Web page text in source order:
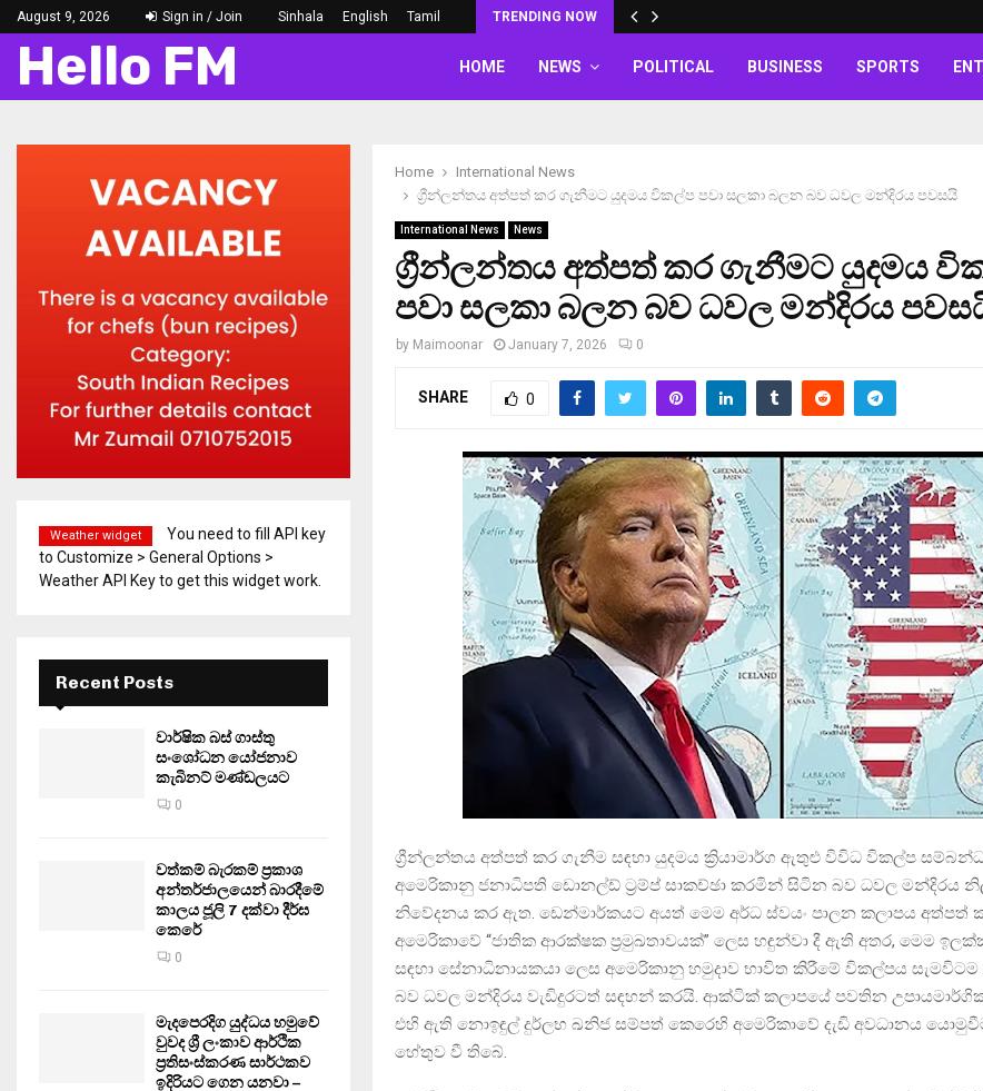
August 9, 2026 Sign in / Join Sinhala English Tamil TRENDING NOW
Hello FM HOME NEWS POLITICAL BUSINESS SPORTS
Home
International News
ග්‍රීන්ලන්තය අත්පත් කර ගැනීමට යුදමය විකල්ප පවා සලකා බලන බව ධවල මන්දිරය පවසයි
International News News
ග්‍රීන්ලන්තය අත්පත් කර ගැනීමට යුදමය
පවා සලකා බලන බව ධවල මන්දිරය
by Maimoonar January 7, 2026 0
SHARE 0
ග්‍රීන්ලන්තය අත්පත් කර ගැනීම සඳහා යුදමය ක්‍රියාමාර්ග ඇතුළු විවිධ විකල්ප
අමෙරිකානු ජනාධිපති ඩොනල්ඩ් ට්‍රම්ප් සාකච්ඡා කරමින් සිටින බව ධවල මන්දිරය
නිවේදනය කර ඇත. ඩෙන්මාර්කයට අයත් මෙම අර්ධ ස්වයං පාලන කලාපය අත්පත්
අමෙරිකාවේ “ජාතික ආරක්ෂක ප්‍රමුඛතාවයක්” ලෙස හඳුන්වා දී ඇති අතර, මෙම
සඳහා සේනාධිනායකයා ලෙස අමෙරිකානු හමුදාව භාවිත කිරීමේ විකල්පය
බව ධවල මන්දිරය වැඩිදුරටත් සඳහන් කරයි. ආක්ටික් කලාපයේ පවතින
එහි ඇති නොඉඳුල් දුර්ලභ ඛනිජ සම්පත් කෙරෙහි අමෙරිකාවේ දැඩි අවධානය
හේතුව වී තිබේ.
Weather widget
You need to fill API key
to Customize > General Options >
Weather API Key to get this widget work.
Recent Posts
වාර්ෂික බස් ගාස්තු
සංශෝධන යෝජනාව
කැබිනට් මණ්ඩලයට
0
වත්කම් බැරකම් ප්‍රකාශ
අන්තර්ජාලයෙන් බාරදීමේ
කාලය ජූලි 7 දක්වා දීර්ඝ
කෙරේ
0
මැදපෙරදිග යුද්ධය හමුවේ
වුවද ශ්‍රී ලංකාව ආර්ථික
ප්‍රතිසංස්කරණ සාර්ථකව
ඉදිරියට ගෙන යනවා –